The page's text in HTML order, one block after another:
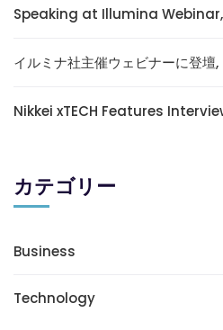
Speaking at Illumina Webinar,
イルミナ社主催ウェビナーに登壇
Nikkei xTECH Features
カテゴリー
Business
Technology